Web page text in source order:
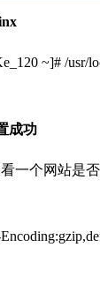
大小，最大为
代理服务器使
~]# /usr/
成功
一个网站是